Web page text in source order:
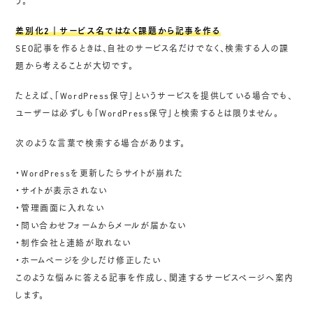
う。
差別化2｜サービス名ではなく課題から記事を作る
SEO記事を作るときは、自社のサービス名だけでなく、検索する人の課
題から考えることが大切です。
たとえば、「WordPress保守」というサービスを提供している場合でも、
ユーザーは必ずしも「WordPress保守」と検索するとは限りません。
次のような言葉で検索する場合があります。
・WordPressを更新したらサイトが崩れた
・サイトが表示されない
・管理画面に入れない
・問い合わせフォームからメールが届かない
・制作会社と連絡が取れない
・ホームページを少しだけ修正したい
このような悩みに答える記事を作成し、関連するサービスページへ案内
します。